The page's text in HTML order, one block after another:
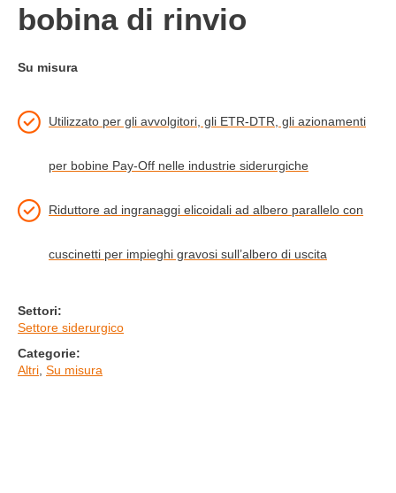
bobina di rinvio
Su misura
Utilizzato per gli avvolgitori, gli ETR-DTR, gli azionamenti
per bobine Pay-Off nelle industrie siderurgiche
Riduttore ad ingranaggi elicoidali ad albero parallelo con
cuscinetti per impieghi gravosi sull’albero di uscita
Settori:
Settore siderurgico
Categorie:
Altri Su misura